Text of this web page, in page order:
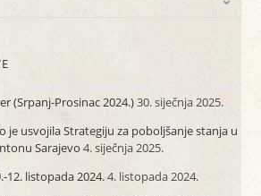
(Srpanj-Prosinac 2024.)30. siječnja 2025.
je usvojila Strategiju za poboljšanje stanja u
Sarajevo 4. siječnja 2025.
12. listopada 2024.4. listopada 2024.